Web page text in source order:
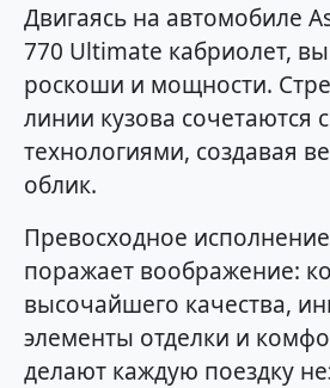
Двигаясь на автомобиле
770 Ultimate кабриолет,
роскоши и мощности.
линии кузова сочетаются
технологиями, создавая
облик.
Превосходное
поражает воображение:
высочайшего качества,
элементы отделки и
делают каждую поездку